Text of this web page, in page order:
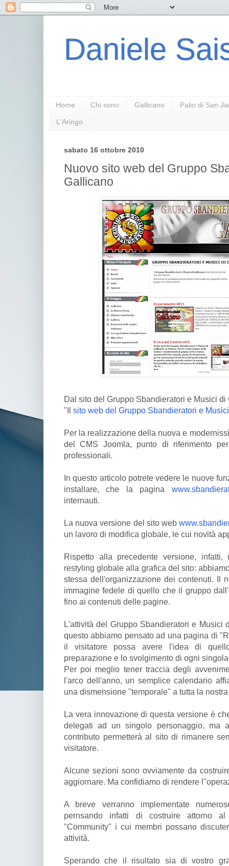
Daniele
Home Chi sono Gallicano Palio di San
L'Aringo
sabato 16 ottobre 2010
Nuovo sito web del Gruppo
Gallicano
Dal sito del Gruppo Sbandieratori e Musici di
"Il sito web del Gruppo Sbandieratori e
Per la realizzazione della nuova e
del CMS Joomla, punto di riferimento
professionali.
In questo articolo potrete vedere le nuove
installare, che la pagina
internauti.
La nuova versione del sito web
un lavoro di modifica globale, le cui novità
Rispetto alla precedente versione,
restyling globale alla grafica del sito:
stessa dell'organizzazione dei contenuti. Il
immagine fedele di quello che il gruppo
fino ai contenuti delle pagine.
L'attività del Gruppo Sbandieratori e Musici
questo abbiamo pensato ad una pagina di
il visitatore possa avere l'idea di
preparazione e lo svolgimento di ogni
Per poi meglio tener traccia degli
l'arco dell'anno, un semplice calendario
una dismensione "temporale" a tutta la
La vera innovazione di questa versione è
delegati ad un singolo personaggio,
contributo permetterà al sito di rimanere
visitatore.
Alcune sezioni sono ovviamente da
aggiornare. Ma confidiamo di rendere
A breve verranno implementate
pernsando infatti di costruire attorno
"Community" i cui membri possano
attività.
Sperando che il risultato sia di vostro